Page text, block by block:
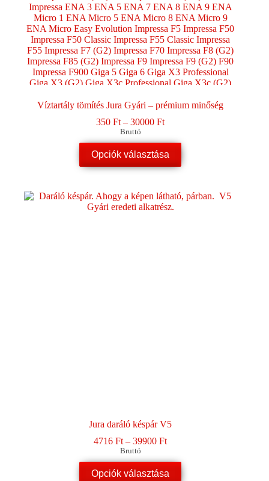
Víztartály tömítés Jura Gyári – prémium minőség
350Ft – 30000FtÁrtartomány:
-
30000 Ft
Bruttó
Opciók választása
Ennek
a
terméknek
variációja
van.
A
Jura daráló késpár V5
4716Ft – 39900FtÁrtartomány:
-
39900 Ft
Bruttó
Opciók választása
Ennek
a